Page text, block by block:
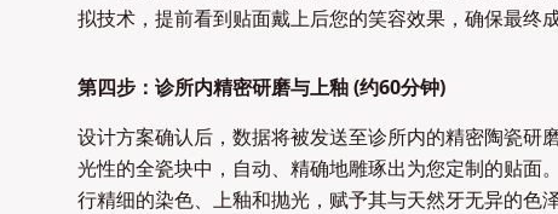
拟技术，提前看到贴面戴上后您的笑容效果，确保最终
第四步：诊所内精密研磨与上釉 (约60分钟)
设计方案确认后，数据将被发送至诊所内的精密陶瓷研
光性的全瓷块中，自动、精确地雕琢出为您定制的贴面
行精细的染色、上釉和抛光，赋予其与天然牙无异的色泽